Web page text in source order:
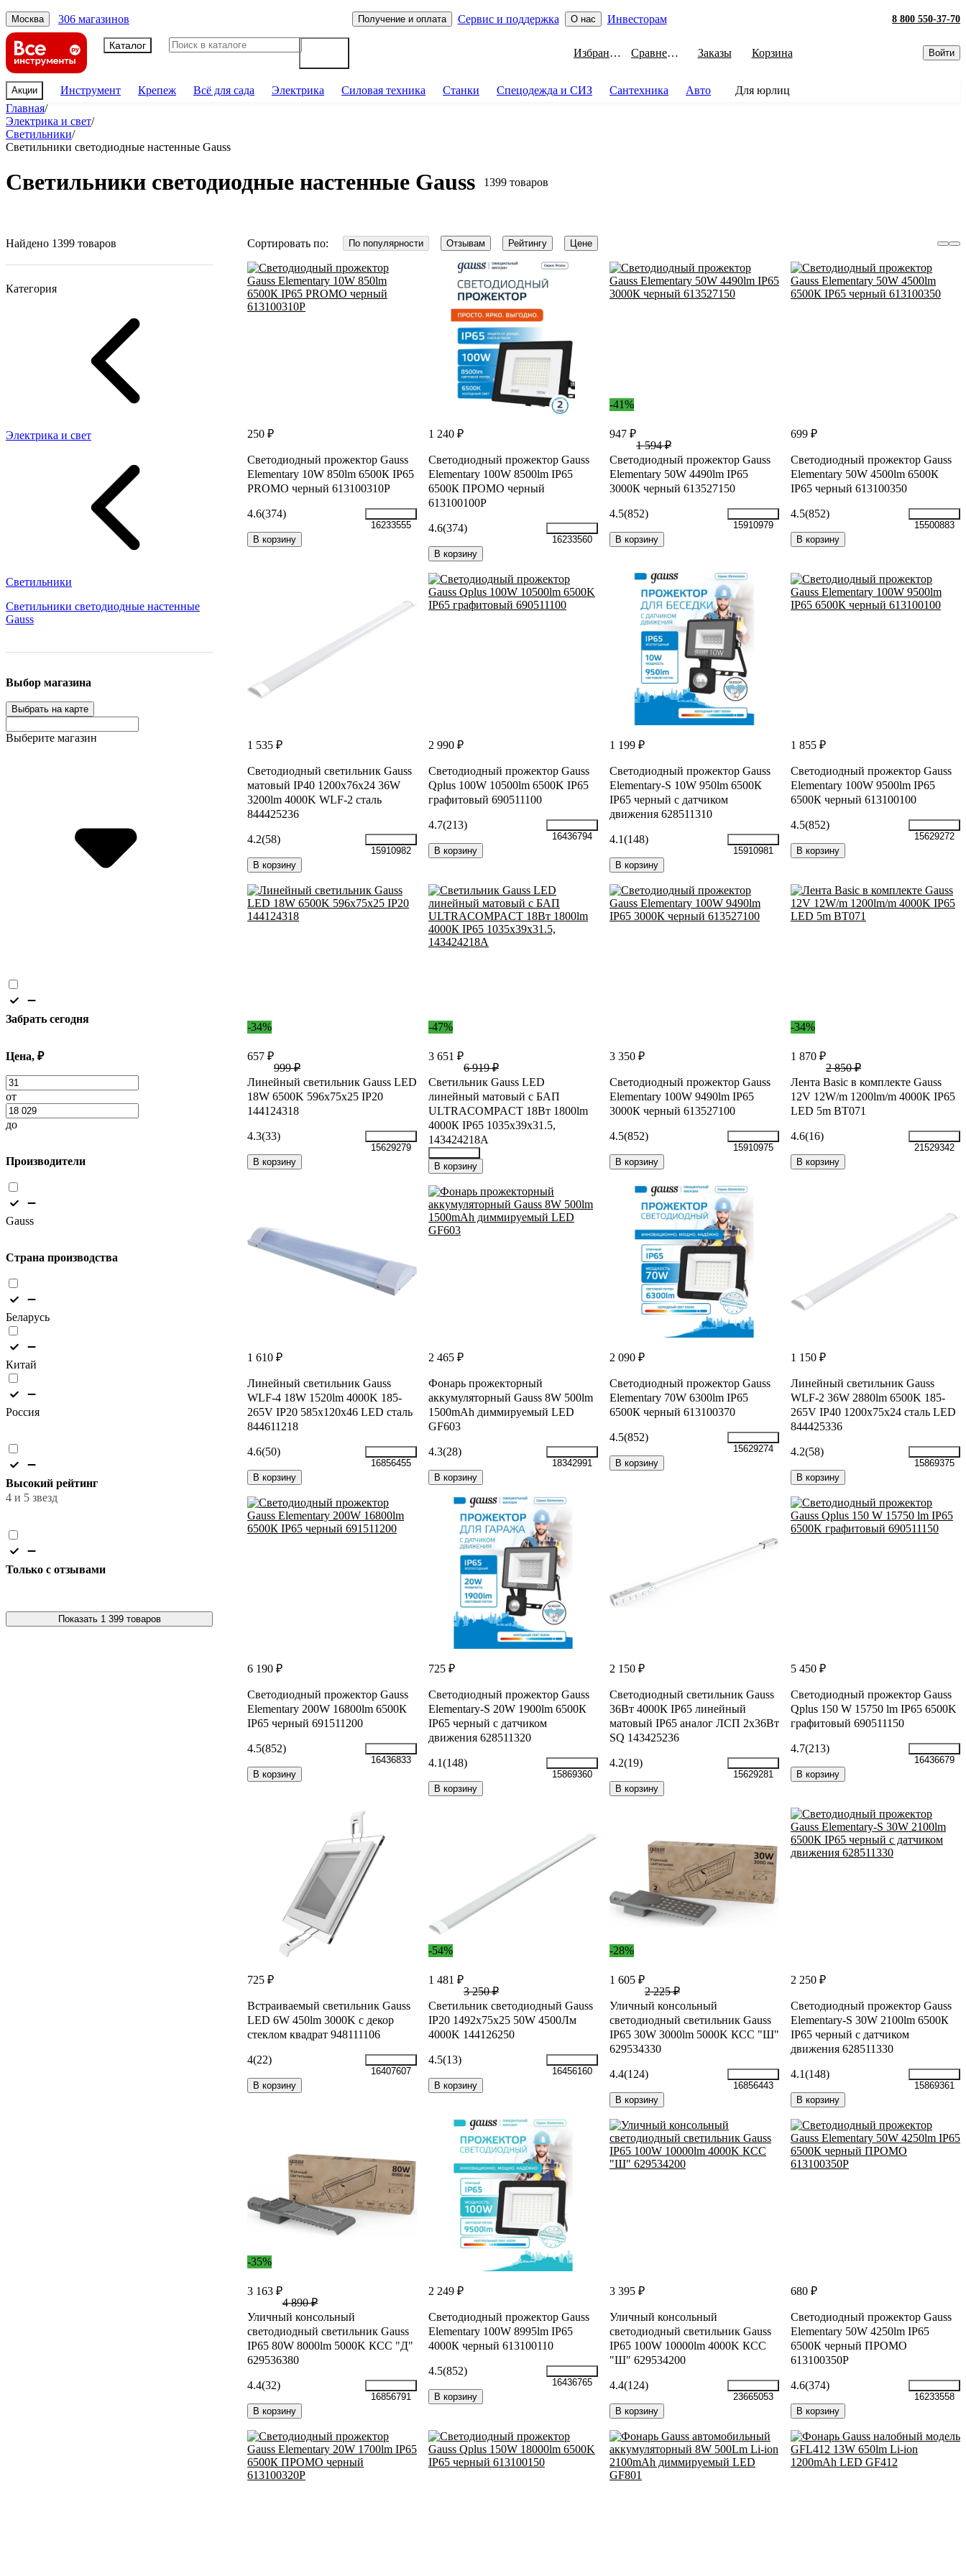
Москва 306 магазинов Получение и оплата Сервис и поддержка О нас Инвесторам 8 800 550-37-70
Каталог
Избранное Сравнение Заказы Корзина Войти
Акции Инструмент Крепеж Всё для сада Электрика Силовая техника Станки Спецодежда и СИЗ Сантехника Авто
Для юрлиц
Главная/
Электрика и свет/
Светильники/
Светильники светодиодные настенные Gauss
Светильники светодиодные настенные Gauss 1399 товаров
Найдено 1399 товаров
Категория
Электрика и свет
Светильники
Светильники светодиодные настенные
Gauss
Выбор магазина
Выбрать на карте
Выберите магазин
Забрать сегодня
Цена, ₽
от
до
Производители
Gauss
Страна производства
Беларусь
Китай
Россия
Высокий рейтинг
4 и 5 звезд
Только с отзывами
Показать 1 399 товаров
Сортировать по: По популярности Отзывам Рейтингу Цене
250 ₽
Светодиодный прожектор Gauss
Elementary 10W 850lm 6500К IP65
PROMO черный 613100310P
4.6(374)
16233555
В корзину
1 240 ₽
Светодиодный прожектор Gauss
Elementary 100W 8500lm IP65
6500К ПРОМО черный
613100100P
4.6(374)
16233560
В корзину
-41%
947 ₽
1 594 ₽
Светодиодный прожектор Gauss
Elementary 50W 4490lm IP65
3000К черный 613527150
4.5(852)
15910979
В корзину
699 ₽
Светодиодный прожектор Gauss
Elementary 50W 4500lm 6500К
IP65 черный 613100350
4.5(852)
15500883
В корзину
1 535 ₽
Светодиодный светильник Gauss
матовый IP40 1200х76х24 36W
3200lm 4000K WLF-2 сталь
844425236
4.2(58)
15910982
В корзину
2 990 ₽
Светодиодный прожектор Gauss
Qplus 100W 10500lm 6500K IP65
графитовый 690511100
4.7(213)
16436794
В корзину
1 199 ₽
Светодиодный прожектор Gauss
Elementary-S 10W 950lm 6500К
IP65 черный с датчиком
движения 628511310
4.1(148)
15910981
В корзину
1 855 ₽
Светодиодный прожектор Gauss
Elementary 100W 9500lm IP65
6500К черный 613100100
4.5(852)
15629272
В корзину
-34%
657 ₽
999 ₽
Линейный светильник Gauss LED
18W 6500K 596х75х25 IP20
144124318
4.3(33)
15629279
В корзину
-47%
3 651 ₽
6 919 ₽
Светильник Gauss LED
линейный матовый с БАП
ULTRACOMPACT 18Вт 1800lm
4000К IP65 1035х39х31.5,
143424218A
36043134
В корзину
3 350 ₽
Светодиодный прожектор Gauss
Elementary 100W 9490lm IP65
3000К черный 613527100
4.5(852)
15910975
В корзину
-34%
1 870 ₽
2 850 ₽
Лента Basic в комплекте Gauss
12V 12W/m 1200lm/m 4000K IP65
LED 5m BT071
4.6(16)
21529342
В корзину
1 610 ₽
Линейный светильник Gauss
WLF-4 18W 1520lm 4000K 185-
265V IP20 585х120х46 LED сталь
844611218
4.6(50)
16856455
В корзину
2 465 ₽
Фонарь прожекторный
аккумуляторный Gauss 8W 500lm
1500mAh диммируемый LED
GF603
4.3(28)
18342991
В корзину
2 090 ₽
Светодиодный прожектор Gauss
Elementary 70W 6300lm IP65
6500К черный 613100370
4.5(852)
15629274
В корзину
1 150 ₽
Линейный светильник Gauss
WLF-2 36W 2880lm 6500K 185-
265V IP40 1200х75х24 сталь LED
844425336
4.2(58)
15869375
В корзину
6 190 ₽
Светодиодный прожектор Gauss
Elementary 200W 16800lm 6500К
IP65 черный 691511200
4.5(852)
16436833
В корзину
725 ₽
Светодиодный прожектор Gauss
Elementary-S 20W 1900lm 6500К
IP65 черный с датчиком
движения 628511320
4.1(148)
15869360
В корзину
2 150 ₽
Светодиодный светильник Gauss
36Вт 4000К IP65 линейный
матовый IP65 аналог ЛСП 2х36Вт
SQ 143425236
4.2(19)
15629281
В корзину
5 450 ₽
Светодиодный прожектор Gauss
Qplus 150 W 15750 lm IP65 6500K
графитовый 690511150
4.7(213)
16436679
В корзину
725 ₽
Встраиваемый светильник Gauss
LED 6W 450lm 3000K с декор
стеклом квадрат 948111106
4(22)
16407607
В корзину
-54%
1 481 ₽
3 250 ₽
Светильник светодиодный Gauss
IP20 1492х75х25 50W 4500Лм
4000K 144126250
4.5(13)
16456160
В корзину
-28%
1 605 ₽
2 225 ₽
Уличный консольный
светодиодный светильник Gauss
IP65 30W 3000lm 5000K КСС "Ш"
629534330
4.4(124)
16856443
В корзину
2 250 ₽
Светодиодный прожектор Gauss
Elementary-S 30W 2100lm 6500К
IP65 черный с датчиком
движения 628511330
4.1(148)
15869361
В корзину
-35%
3 163 ₽
4 890 ₽
Уличный консольный
светодиодный светильник Gauss
IP65 80W 8000lm 5000K КСС "Д"
629536380
4.4(32)
16856791
В корзину
2 249 ₽
Светодиодный прожектор Gauss
Elementary 100W 8995lm IP65
4000К черный 613100110
4.5(852)
16436765
В корзину
3 395 ₽
Уличный консольный
светодиодный светильник Gauss
IP65 100W 10000lm 4000K КСС
"Ш" 629534200
4.4(124)
23665053
В корзину
680 ₽
Светодиодный прожектор Gauss
Elementary 50W 4250lm IP65
6500К черный ПРОМО
613100350P
4.6(374)
16233558
В корзину